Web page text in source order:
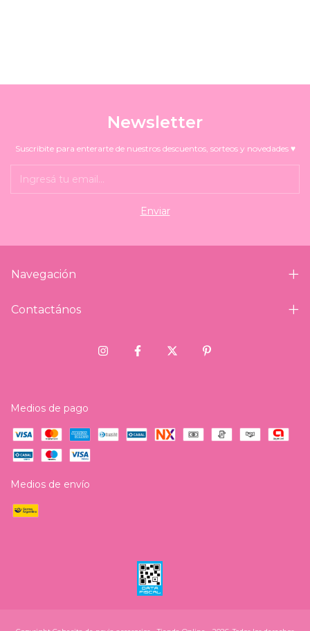
Newsletter
Suscribite para enterarte de nuestros descuentos, sorteos y novedades ♥
Navegación
Contactános
Medios de pago
Medios de envío